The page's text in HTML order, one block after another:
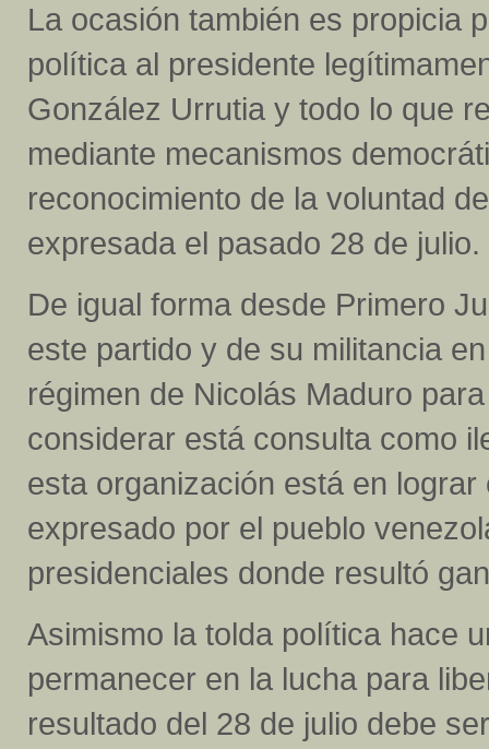
La ocasión también es propicia
política al presidente
González Urrutia y todo lo que
mediante mecanismos
reconocimiento de la voluntad
expresada el pasado 28 de julio.
De igual forma desde Primero
este partido y de su militancia
régimen de Nicolás Maduro
considerar está consulta como
esta organización está en
expresado por el pueblo
presidenciales donde resultó
Asimismo la tolda política hace
permanecer en la lucha para
resultado del 28 de julio debe